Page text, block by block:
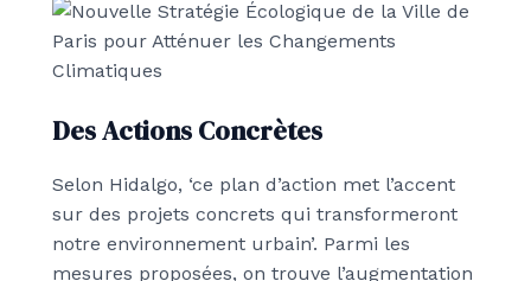
Des Actions Concrètes
Selon Hidalgo, ‘ce plan d’action met l’accent
sur des projets concrets qui transformeront
notre environnement urbain’. Parmi les
mesures proposées, on trouve l’augmentation